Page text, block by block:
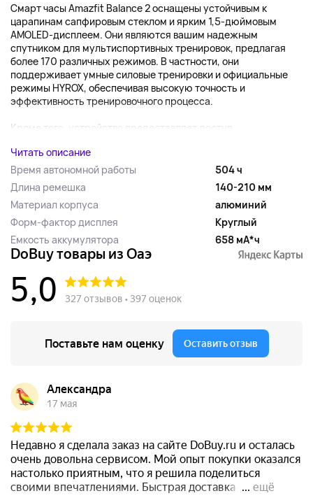
Смарт часы Amazfit Balance 2 оснащены устойчивым к
царапинам сапфировым стеклом и ярким 1,5-дюймовым
AMOLED-дисплеем. Они являются вашим надежным
спутником для мультиспортивных тренировок, предлагая
более 170 различных режимов. В частности, они
поддерживает умные силовые тренировки и официальные
режимы HYROX, обеспечивая высокую точность и
эффективность тренировочного процесса.
Кроме того, устройство предоставляет доступ...
Читать описание
Время автономной работы
504 ч
Длина ремешка
140-210 мм
Материал корпуса
алюминий
Форм-фактор дисплея
Круглый
Емкость аккумулятора
658 мА*ч